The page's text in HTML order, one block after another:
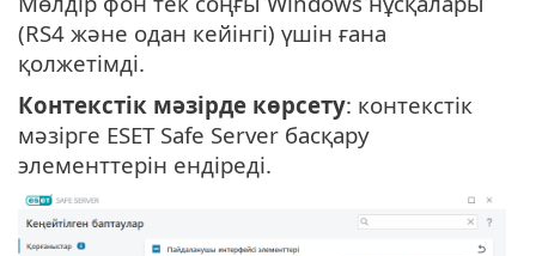
(RS4 және одан кейінгі) үшін ғана
қолжетімді.
Контекстік мәзірде көрсету: контекстік
мәзірге ESET Safe Server басқару
элементтерін ендіреді.